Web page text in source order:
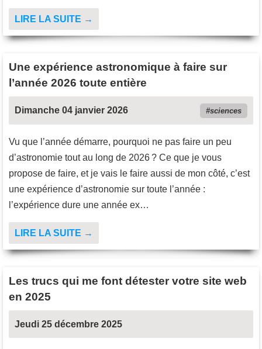
LIRE LA SUITE →
Une expérience astronomique à faire sur
l’année 2026 toute entière
Dimanche 04 janvier 2026 sciences
Vu que l’année démarre, pourquoi ne pas faire un peu
d’astronomie tout au long de 2026 ? Ce que je vous
propose de faire, et je vais le faire aussi de mon côté, c’est
une expérience d’astronomie sur toute l’année :
l’expérience dure une année ex…
LIRE LA SUITE →
Les trucs qui me font détester votre site web
en 2025
Jeudi 25 décembre 2025